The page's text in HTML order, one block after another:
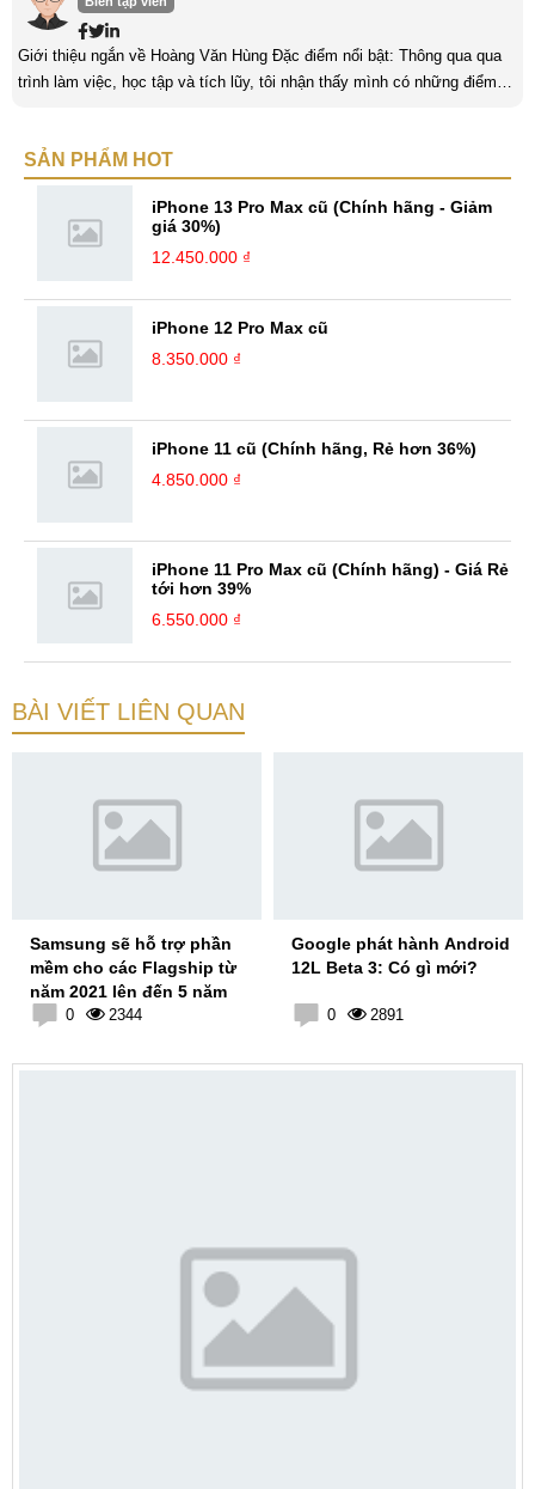
Giới thiệu ngắn về Hoàng Văn Hùng Đặc điểm nổi bật: Thông qua qua
trình làm việc, học tập và tích lũy, tôi nhận thấy mình có những điểm
năng làm việc độc lập, làm việc nhóm tốt. Yêu thích chạy bộ, nghe
SẢN PHẨM HOT
iPhone 13 Pro Max cũ (Chính hãng - Giảm
giá 30%)
12.450.000 ₫
iPhone 12 Pro Max cũ
8.350.000 ₫
iPhone 11 cũ (Chính hãng, Rẻ hơn 36%)
4.850.000 ₫
iPhone 11 Pro Max cũ (Chính hãng) - Giá Rẻ
tới hơn 39%
6.550.000 ₫
BÀI VIẾT LIÊN QUAN
Samsung sẽ hỗ trợ phần
mềm cho các Flagship từ
năm 2021 lên đến 5 năm
0 2344
Google phát hành Android
12L Beta 3: Có gì mới?
0 2891